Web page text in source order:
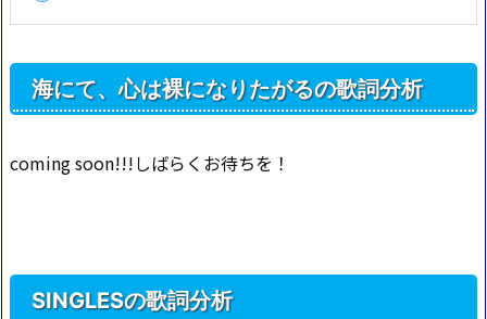
海にて、心は裸になりたがるの歌詞分析
coming soon!!!しばらくお待ちを！
SINGLESの歌詞分析